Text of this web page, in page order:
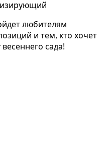
любителям
и тем, кто хочет
сада!